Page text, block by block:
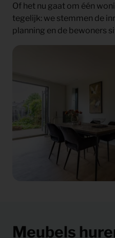
Of het nu gaat om één
tegelijk: we stemmen de
planning en de bewoners
Meubels